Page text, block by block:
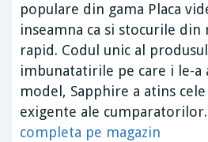
populare din gama Placa
inseamna ca si stocurile din
rapid. Codul unic al
imbunatatirile pe care i le-a
model, Sapphire a atins
exigente ale cumparatorilor.
completa pe magazin